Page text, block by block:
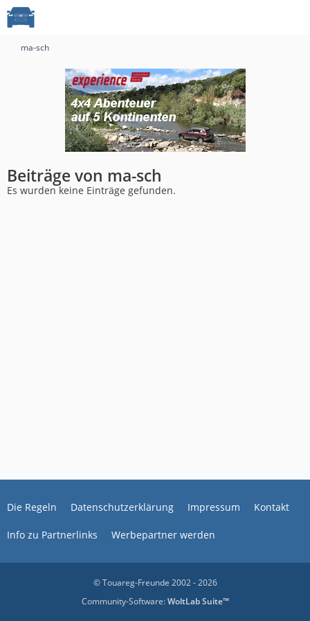
ma-sch
Beiträge von ma-sch
Es wurden keine Einträge gefunden.
Die Regeln Datenschutzerklärung Impressum Kontakt
Info zu Partnerlinks Werbepartner werden
© Touareg-Freunde 2002 - 2026
Community-Software:WoltLab Suite™